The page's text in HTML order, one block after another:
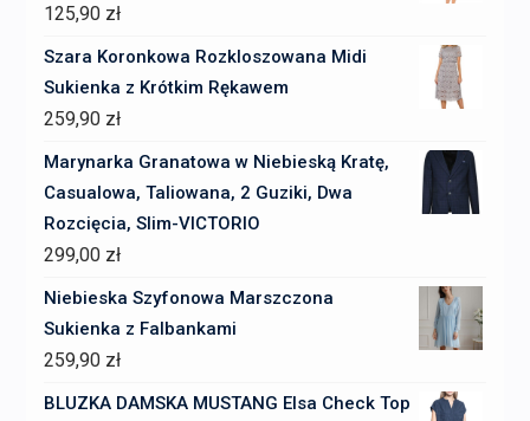
125,90 zł
Szara Koronkowa Rozkloszowana Midi
Sukienka z Krótkim Rękawem
259,90 zł
Marynarka Granatowa w Niebieską Kratę,
Casualowa, Taliowana, 2 Guziki, Dwa
Rozcięcia, Slim-VICTORIO
299,00 zł
Niebieska Szyfonowa Marszczona
Sukienka z Falbankami
259,90 zł
BLUZKA DAMSKA MUSTANG Elsa Check Top